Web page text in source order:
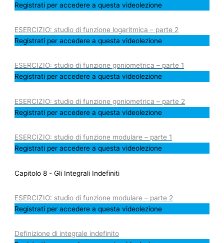
Registrati per accedere a questa videolezione
ESERCIZIO: studio di funzione logaritmica – parte 2
Registrati per accedere a questa videolezione
ESERCIZIO: studio di funzione goniometrica – parte 1
Registrati per accedere a questa videolezione
ESERCIZIO: studio di funzione goniometrica – parte 2
Registrati per accedere a questa videolezione
ESERCIZIO: studio di funzione modulare – parte 1
Registrati per accedere a questa videolezione
Capitolo 8 - Gli Integrali Indefiniti
ESERCIZIO: studio di funzione modulare – parte 2
Registrati per accedere a questa videolezione
Definizione di integrale indefinito